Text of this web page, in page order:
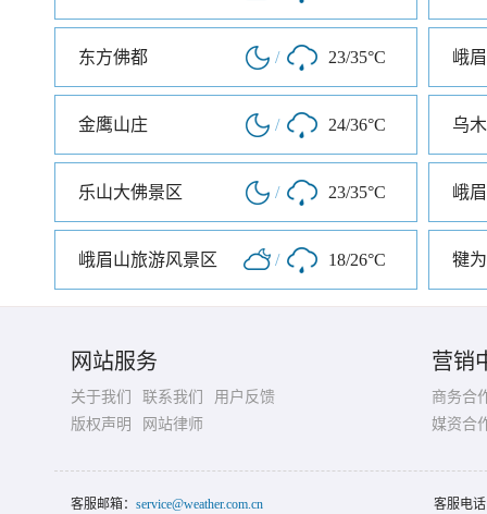
东方佛都 / 23/35°C
金鹰山庄 / 24/36°C 乌
乐山大佛景区 / 23/35°C
峨眉山旅游风景区 / 18/26°C 犍
网站服务
关于我们 联系我们
用户反馈
版权声明
网站律师
营销
商务合
媒资合
客服邮箱： service@weather.com.cn 客服电